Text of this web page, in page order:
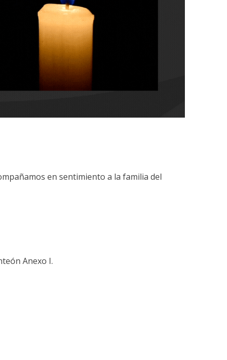
en sentimiento a la familia del
Anexo I.